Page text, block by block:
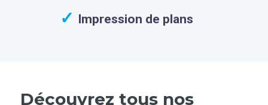
Impression de plans
Découvrez tous nos